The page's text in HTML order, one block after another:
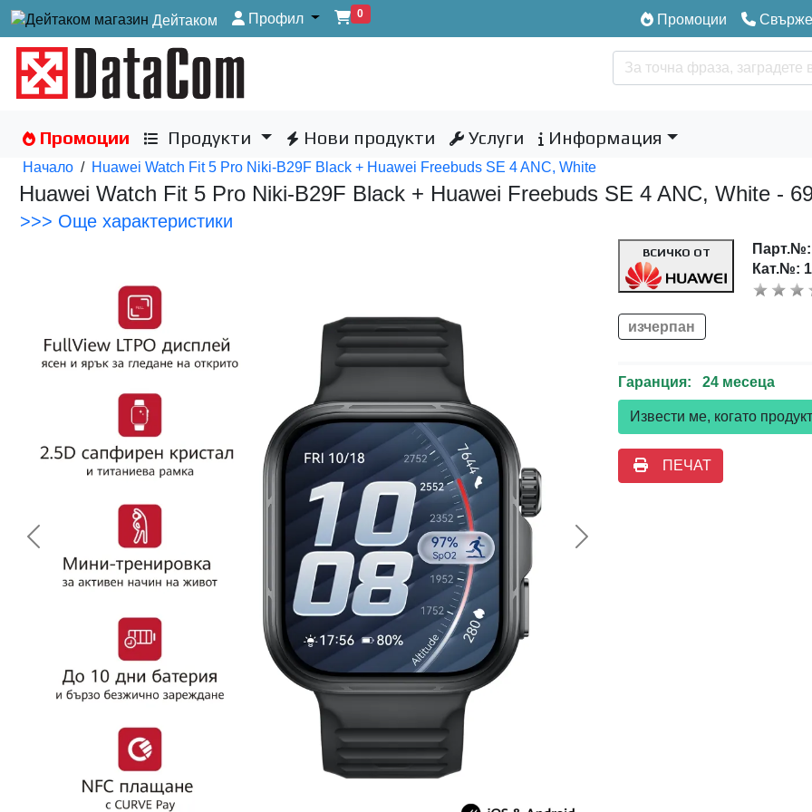
Дейтаком Профил 0 Промоции
Промоции Продукти Нови продукти Услуги Информация
Начало / Huawei Watch Fit 5 Pro Niki-B29F Black + Huawei Freebuds SE 4 ANC, White
Huawei Watch Fit 5 Pro Niki-B29F Black + Huawei Freebuds SE 4 ANC, White -
>>> Още характеристики
<< Предишна
ВСИЧКО ОТ Парт.№:
Кат.№:
изчерпан
Гаранция: 24 месеца
Извести ме, когато
ПЕЧАТ